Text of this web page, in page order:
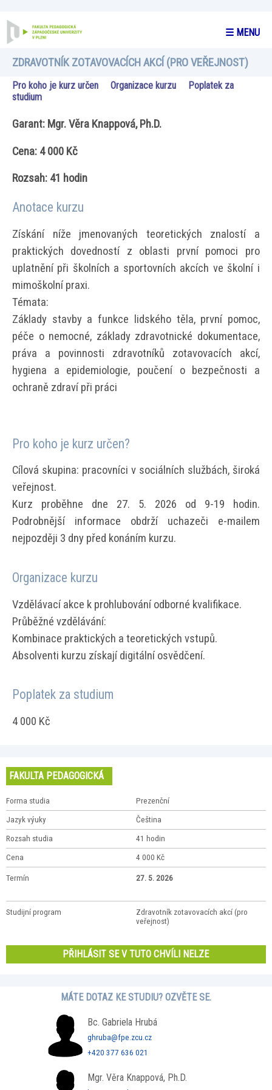
☰ MENU
ZDRAVOTNÍK ZOTAVOVACÍCH AKCÍ (PRO VEŘEJNOST)
Pro koho je kurz určen Organizace kurzu
Poplatek za
studium
Garant: Mgr. Věra Knappová, Ph.D.
Cena: 4 000 Kč
Rozsah: 41 hodin
Anotace kurzu
Získání níže jmenovaných teoretických znalostí a
praktických dovedností z oblasti první pomoci pro
uplatnění při školních a sportovních akcích ve školní i
mimoškolní praxi.
Témata:
Základy stavby a funkce lidského těla, první pomoc,
péče o nemocné, základy zdravotnické dokumentace,
práva a povinnosti zdravotníků zotavovacích akcí,
hygiena a epidemiologie, poučení o bezpečnosti a
ochraně zdraví při práci
Pro koho je kurz určen?
Cílová skupina: pracovníci v sociálních službách, široká
veřejnost.
Kurz proběhne dne 27. 5. 2026 od 9-19 hodin.
Podrobnější informace obdrží uchazeči e-mailem
nejpozději 3 dny před konáním kurzu.
Organizace kurzu
Vzdělávací akce k prohlubování odborné kvalifikace.
Průběžné vzdělávání:
Kombinace praktických a teoretických vstupů.
Absolventi kurzu získají digitální osvědčení.
Poplatek za studium
4 000 Kč
FAKULTA PEDAGOGICKÁ
Forma studia Prezenční
Jazyk výuky Čeština
Rozsah studia 41 hodin
Cena 4 000 Kč
Termín 27. 5. 2026
Studijní program
Zdravotník zotavovacích akcí (pro
veřejnost)
PŘIHLÁSIT SE V TUTO CHVÍLI NELZE
MÁTE DOTAZ KE STUDIU? OZVĚTE SE.
Bc. Gabriela Hrubá
ghruba@fpe.zcu.cz
+420 377 636 021
Mgr. Věra Knappová, Ph.D.